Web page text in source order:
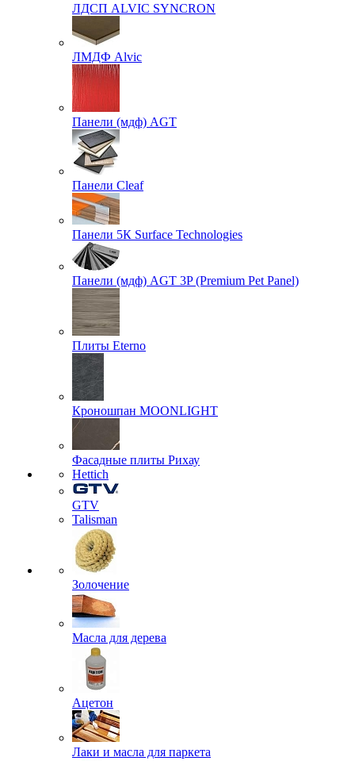
ЛДСП ALVIC SYNCRON
ЛМДФ Alvic
Панели (мдф) AGT
Панели Cleaf
Панели 5К Surface Technologies
Панели (мдф) AGT 3P (Premium Pet Panel)
Плиты Eterno
Кроношпан MOONLIGHT
Фасадные плиты Рихау
Hettich
GTV
Talisman
Золочение
Масла для дерева
Ацетон
Лаки и масла для паркета